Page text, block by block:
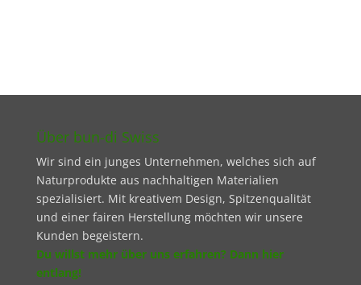
Über bun-di Swiss
Wir sind ein junges Unternehmen, welches sich auf
Naturprodukte aus nachhaltigen Materialien
spezialisiert. Mit kreativem Design, Spitzenqualität
und einer fairen Herstellung möchten wir unsere
Kunden begeistern.
Du willst mehr über uns erfahren? Dann hier
entlang!